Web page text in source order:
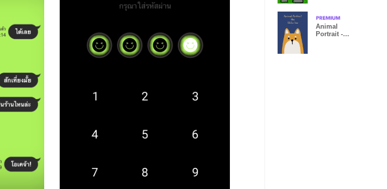
Animal
Portrait -